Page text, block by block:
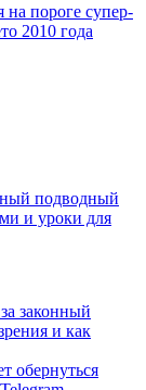
на пороге супер-
2010 года
подводный
и уроки для
законный
и как
обернуться